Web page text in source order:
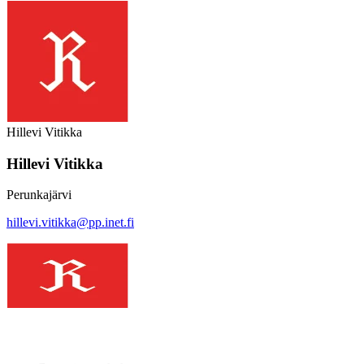
Hillevi Vitikka
Hillevi Vitikka
Perunkajärvi
hillevi.vitikka@pp.inet.fi